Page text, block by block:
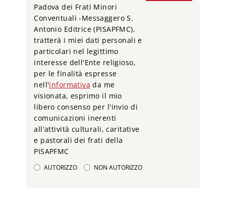
Padova dei Frati Minori
Conventuali -Messaggero S.
Antonio Editrice (PISAPFMC),
tratterà i miei dati personali e
particolari nel legittimo
interesse dell'Ente religioso,
per le finalità espresse
nell'informativa da me
visionata, esprimo il mio
libero consenso per l'invio di
comunicazioni inerenti
all'attività culturali, caritative
e pastorali dei frati della
PISAPFMC
AUTORIZZO NON AUTORIZZO